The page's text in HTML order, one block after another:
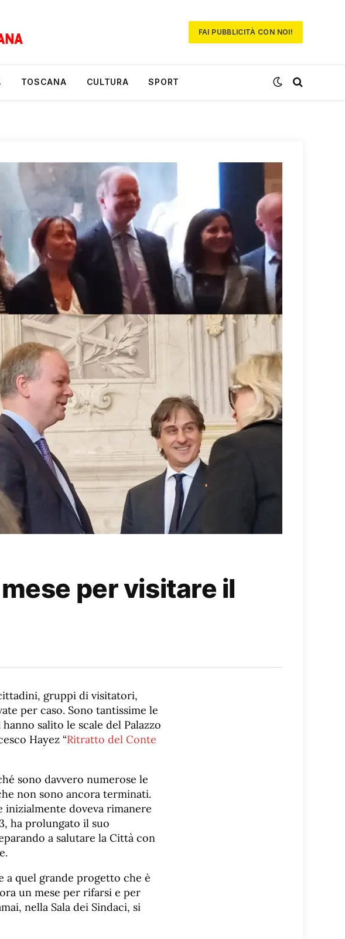
FAI PUBBLICITÀ CON NOI!
TOSCANA CULTURA SPORT
per visitare il
gruppi di visitatori,
per caso. Sono tantissime le
salito le scale del Palazzo
Hayez “Ritratto del Conte
sono davvero numerose le
non sono ancora terminati.
inizialmente doveva rimanere
ha prolungato il suo
a salutare la Città con
a quel grande progetto che è
un mese per rifarsi e per
nella Sala dei Sindaci, si